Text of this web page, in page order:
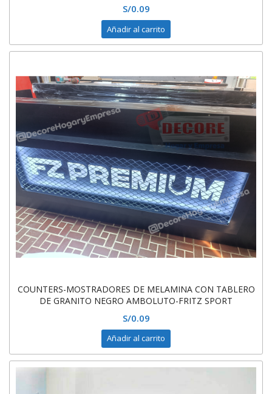
S/0.09
Añadir al carrito
COUNTERS-MOSTRADORES DE MELAMINA CON TABLERO
DE GRANITO NEGRO AMBOLUTO-FRITZ SPORT
S/0.09
Añadir al carrito